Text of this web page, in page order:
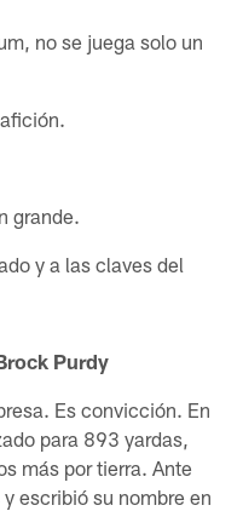
no se juega solo un
grande.
y a las claves del
Purdy
Es convicción. En
para 893 yardas,
más por tierra. Ante
escribió su nombre en